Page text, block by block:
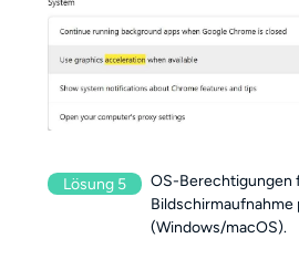
Lösung 5
OS-Berechtigungen
Bildschirmaufnahme
(Windows/macOS).